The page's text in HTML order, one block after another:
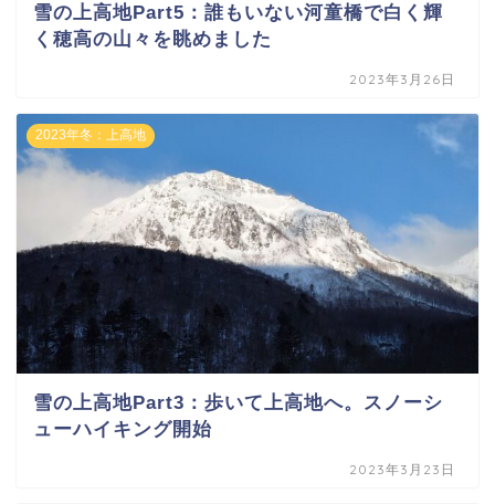
雪の上高地Part5：誰もいない河童橋で白く輝
く穂高の山々を眺めました
2023年3月26日
2023年冬：上高地
雪の上高地Part3：歩いて上高地へ。スノーシ
ューハイキング開始
2023年3月23日